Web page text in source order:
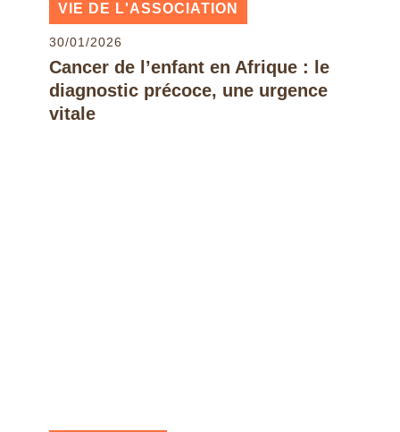
VIE DE L'ASSOCIATION
30/01/2026
Cancer de l’enfant en Afrique : le
diagnostic précoce, une urgence
vitale